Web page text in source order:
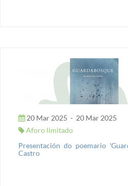
20 Mar 2025 - 20 Mar 2025
Aforo limitado
Presentación do poemario
Castro